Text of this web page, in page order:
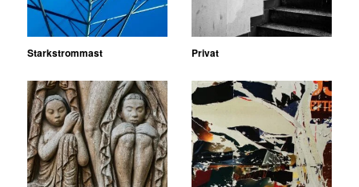
Starkstrommast Privat